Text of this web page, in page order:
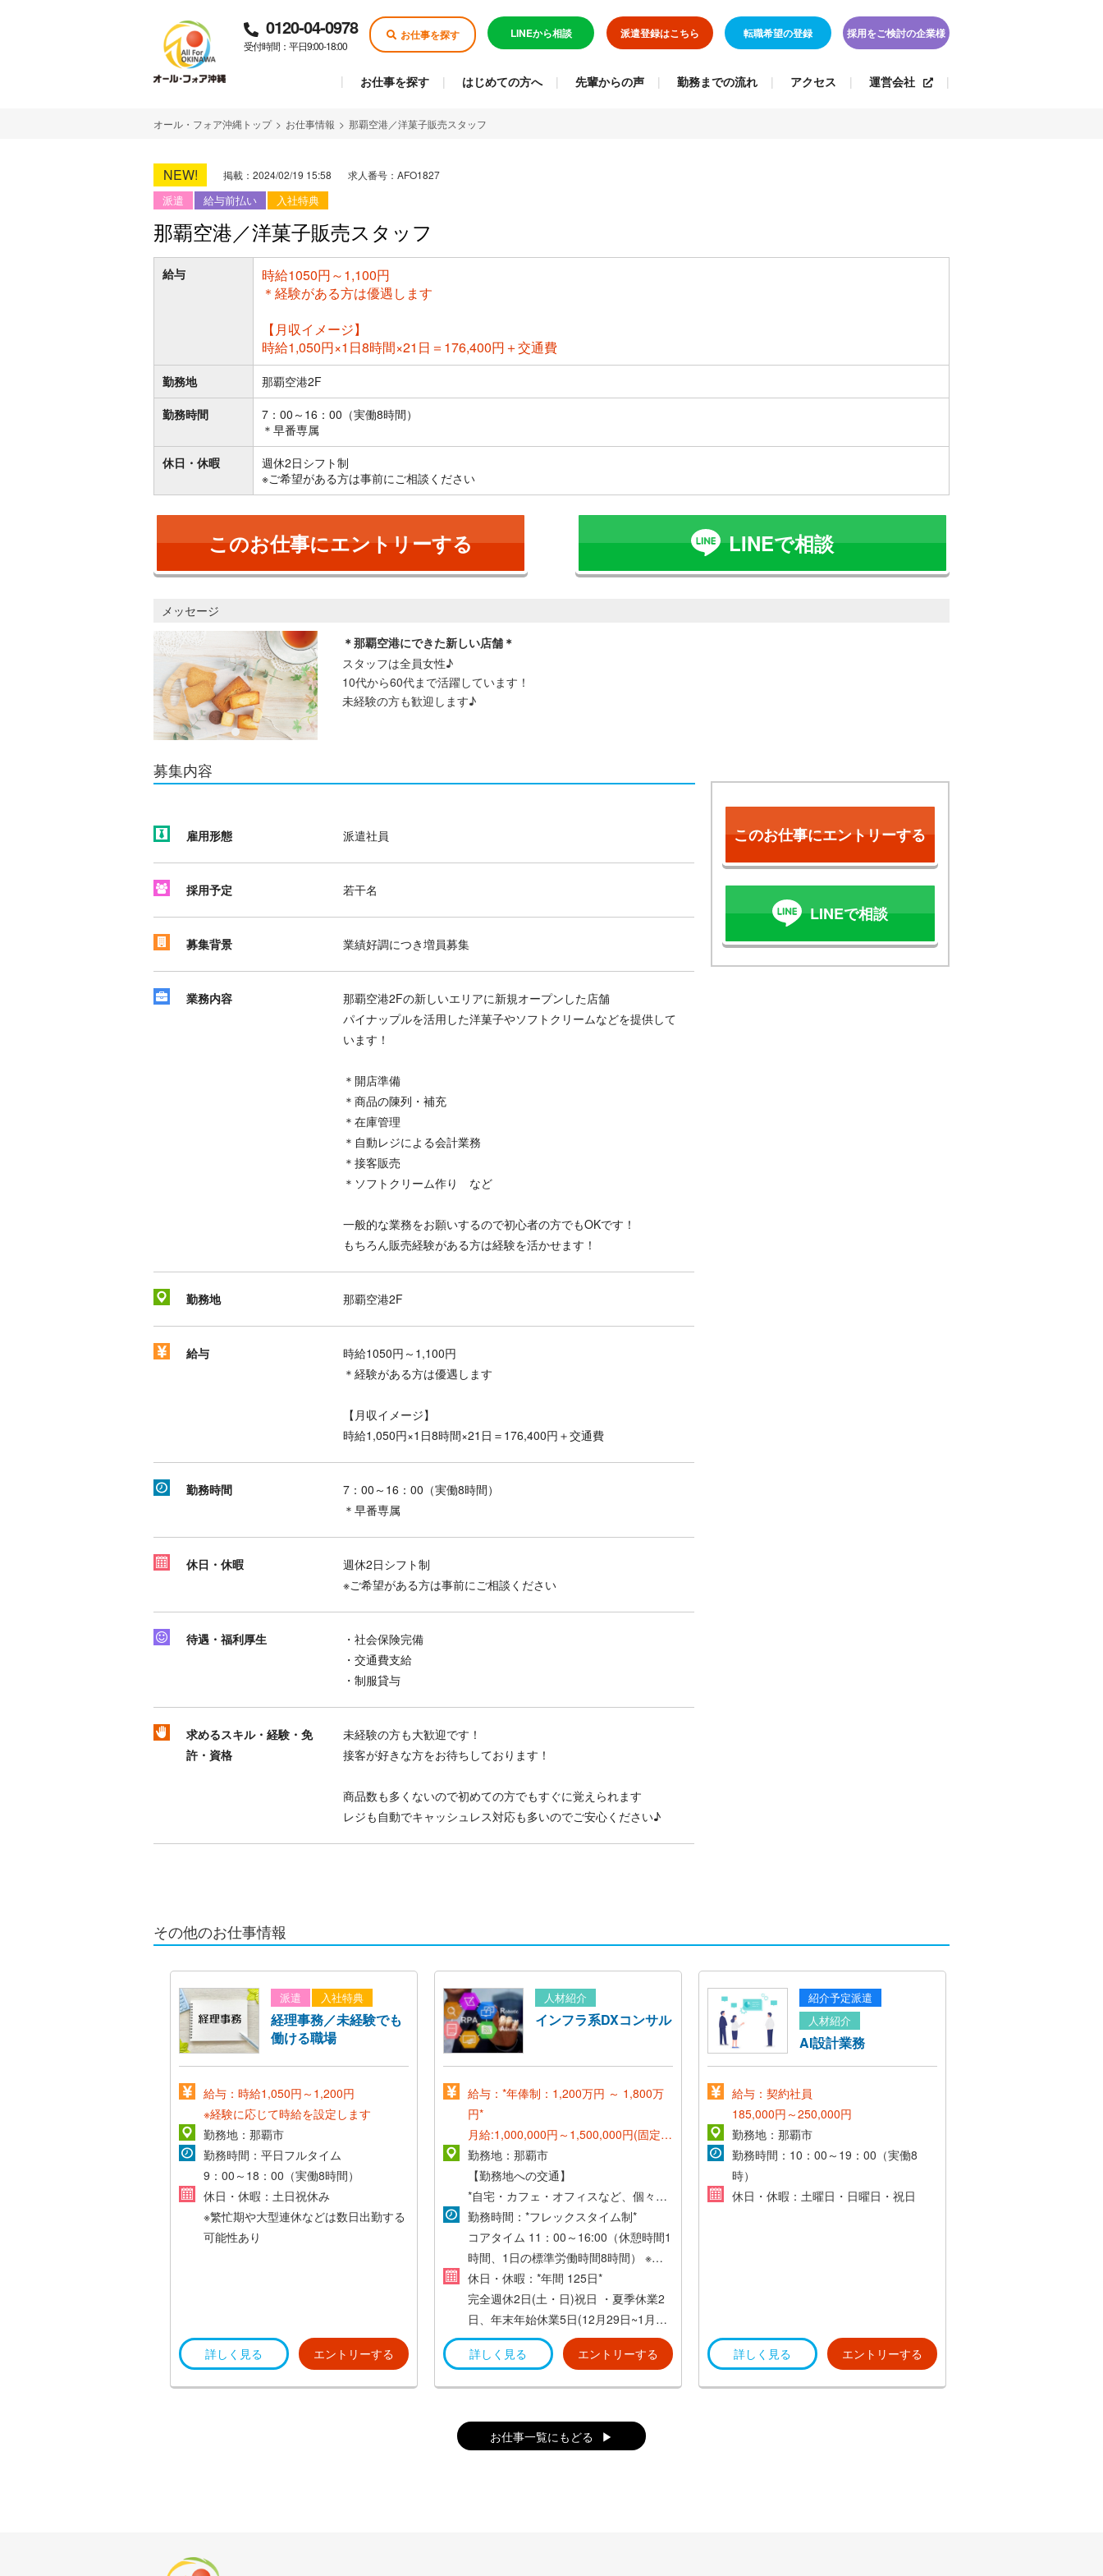
0120-04-0978
受付時間：平日9:00-18:00
お仕事を探す LINEから相談 派遣登録はこちら 転職希望の登録 採用をご検討の企業様
お仕事を探す はじめての方へ 先輩からの声 勤務までの流れ アクセス 運営会社
オール・フォア沖縄トップ > お仕事情報 > 那覇空港／洋菓子販売スタッフ
NEW! 掲載：2024/02/19 15:58 求人番号：AFO1827
派遣 給与前払い 入社特典
那覇空港／洋菓子販売スタッフ
給与
時給1050円～1,100円
＊経験がある方は優遇します
【月収イメージ】
時給1,050円×1日8時間×21日＝176,400円＋交通費
勤務地
那覇空港2F
勤務時間
7：00～16：00（実働8時間）
＊早番専属
休日・休暇
週休2日シフト制
※ご希望がある方は事前にご相談ください
このお仕事にエントリーする LINEで相談
メッセージ
＊那覇空港にできた新しい店舗＊
スタッフは全員女性♪
10代から60代まで活躍しています！
未経験の方も歓迎します♪
募集内容
雇用形態 派遣社員
採用予定 若干名
募集背景 業績好調につき増員募集
業務内容
那覇空港2Fの新しいエリアに新規オープンした店舗
パイナップルを活用した洋菓子やソフトクリームなどを提供して
います！
＊開店準備
＊商品の陳列・補充
＊在庫管理
＊自動レジによる会計業務
＊接客販売
＊ソフトクリーム作り など
一般的な業務をお願いするので初心者の方でもOKです！
もちろん販売経験がある方は経験を活かせます！
勤務地 那覇空港2F
給与
時給1050円～1,100円
＊経験がある方は優遇します
【月収イメージ】
時給1,050円×1日8時間×21日＝176,400円＋交通費
勤務時間
7：00～16：00（実働8時間）
＊早番専属
休日・休暇
週休2日シフト制
※ご希望がある方は事前にご相談ください
待遇・福利厚生
・社会保険完備
・交通費支給
・制服貸与
求めるスキル・経験・免
許・資格
未経験の方も大歓迎です！
接客が好きな方をお待ちしております！
商品数も多くないので初めての方でもすぐに覚えられます
レジも自動でキャッシュレス対応も多いのでご安心ください♪
このお仕事にエントリーする
LINEで相談
その他のお仕事情報
派遣 入社特典
経理事務／未経験でも
働ける職場
給与：時給1,050円～1,200円
※経験に応じて時給を設定します
勤務地：那覇市
勤務時間：平日フルタイム
9：00～18：00（実働8時間）
休日・休暇：土日祝休み
※繁忙期や大型連休などは数日出勤する
可能性あり
詳しく見る エントリーする
人材紹介
インフラ系DXコンサル
給与：*年俸制：1,200万円 ～ 1,800万
円*
月給:1,000,000円～1,500,000円(固定残
業手当含む)基本給:865,000～
1,300,000円
固定残業代:20時間に対し135,000円(年
収1,200万円の場合)～200,000円を含
む/月(年収1,800万円の場合)時間超過分
については別途支給いたします。
*試用期間：有り(期間中の給与・待遇の
差異はありません) *
※給与は年俸制(分割回数12回)
勤務地：那覇市
【勤務地への交通】
*自宅・カフェ・オフィスなど、個々の
メンバーがベストパフォーマンスを発
揮できる最適な環境でお仕事に取り組
んでいただけます *
勤務は基本リモートまたは各オフィス
へ出社。
*交通費支給(会社規定に基づく) *
勤務時間：*フレックスタイム制*
コアタイム 11：00～16:00（休憩時間1
時間、1日の標準労働時間8時間）
※例
1：8：00～17：00（実働8時間）
※例2：9：00～18：00（実働8時間）
※例3：10：00～19：00（実働8時間）
*参画するプロジェクトによって異なる
休日・休暇：*年間 125日*
完全週休2日(土・日)祝日 ・夏季休業2
日、年末年始休業5日(12月29日~1月3
日)
・美容健康休暇
児 等)
詳しく見る エントリーする
紹介予定派遣
人材紹介
AI設計業務
給与：契約社員
185,000円～250,000円
勤務地：那覇市
勤務時間：10：00～19：00（実働8
時）
休日・休暇：土曜日・日曜日・祝日
詳しく見る エントリーする
お仕事一覧にもどる